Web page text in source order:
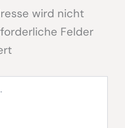
wird nicht
Felder